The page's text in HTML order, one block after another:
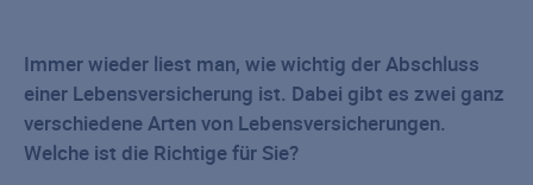
Immer wieder liest man, wie wichtig der Abschluss
einer Lebensversicherung ist. Dabei gibt es zwei ganz
verschiedene Arten von Lebensversicherungen.
Welche ist die Richtige für Sie?